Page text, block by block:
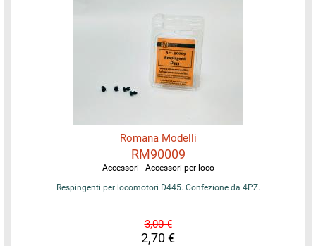
Romana Modelli
RM90009
Accessori - Accessori per loco
Respingenti per locomotori D445. Confezione da 4PZ.
3,00 €
2,70 €